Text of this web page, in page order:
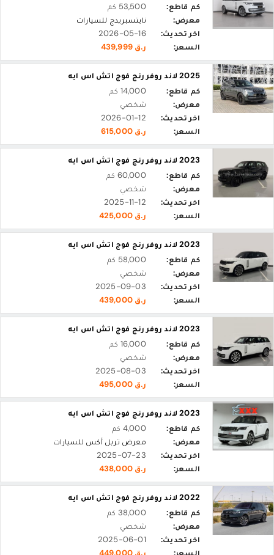
كم قاطع:
53,500 كم
معرض:
نايتسبريدج للسيارات
اخر تحديث:
2026-05-16
السعر:
ر.ق 439,999
2025 لاند روفر رنج فوج اتش اس ايه
كم قاطع:
14,000 كم
معرض:
شخصي
اخر تحديث:
2026-01-12
السعر:
ر.ق 615,000
2023 لاند روفر رنج فوج اتش اس ايه
كم قاطع:
60,000 كم
معرض:
شخصي
اخر تحديث:
2025-11-12
السعر:
ر.ق 425,000
2023 لاند روفر رنج فوج اتش اس ايه
كم قاطع:
58,000 كم
معرض:
شخصي
اخر تحديث:
2025-09-03
السعر:
ر.ق 439,000
2023 لاند روفر رنج فوج اتش اس ايه
كم قاطع:
16,000 كم
معرض:
شخصي
اخر تحديث:
2025-08-03
السعر:
ر.ق 495,000
2023 لاند روفر رنج فوج اتش اس ايه
كم قاطع:
4,000 كم
معرض:
معرض تربل أكس للسيارات
اخر تحديث:
2025-07-23
السعر:
ر.ق 438,000
2022 لاند روفر رنج فوج اتش اس ايه
كم قاطع:
38,000 كم
معرض:
شخصي
اخر تحديث:
2025-06-01
السعر:
ر.ق 449,000